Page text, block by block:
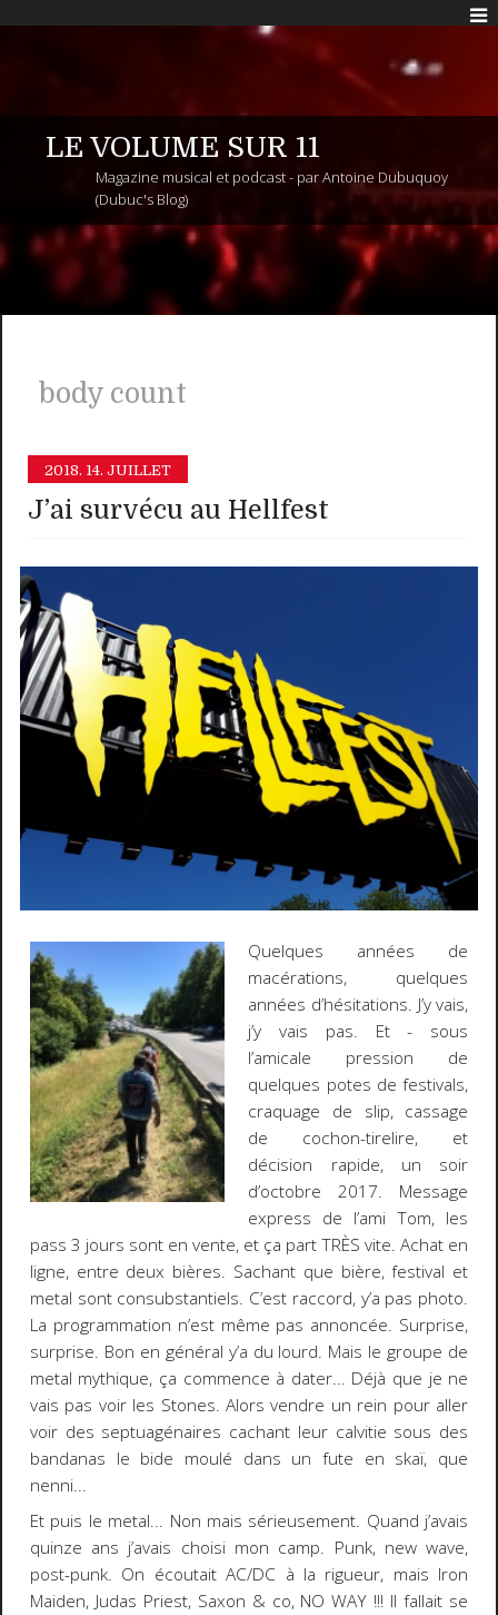
LE VOLUME SUR 11
Magazine musical et podcast - par Antoine Dubuquoy
(Dubuc's Blog)
body count
2018. 14. JUILLET
J’ai survécu au Hellfest
Quelques années de
macérations, quelques
années d’hésitations. J’y vais,
j’y vais pas. Et - sous
l’amicale pression de
quelques potes de festivals,
craquage de slip, cassage
de cochon-tirelire, et
décision rapide, un soir
d’octobre 2017. Message
express de l’ami Tom, les
pass 3 jours sont en vente, et ça part TRÈS vite. Achat en
ligne, entre deux bières. Sachant que bière, festival et
metal sont consubstantiels. C’est raccord, y’a pas photo.
La programmation n’est même pas annoncée. Surprise,
surprise. Bon en général y’a du lourd. Mais le groupe de
metal mythique, ça commence à dater... Déjà que je ne
vais pas voir les Stones. Alors vendre un rein pour aller
voir des septuagénaires cachant leur calvitie sous des
bandanas le bide moulé dans un fute en skaï, que
nenni...
Et puis le metal... Non mais sérieusement. Quand j’avais
quinze ans j’avais choisi mon camp. Punk, new wave,
post-punk. On écoutait AC/DC à la rigueur, mais Iron
Maiden, Judas Priest, Saxon & co, NO WAY !!! Il fallait se